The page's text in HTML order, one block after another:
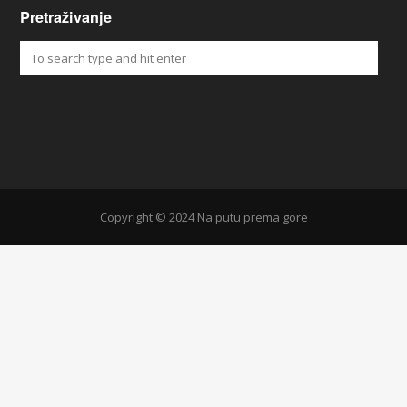
Pretraživanje
Copyright © 2024 Na putu prema gore